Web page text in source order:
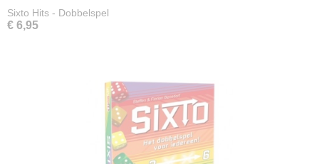
Sixto Hits - Dobbelspel
€ 6,95